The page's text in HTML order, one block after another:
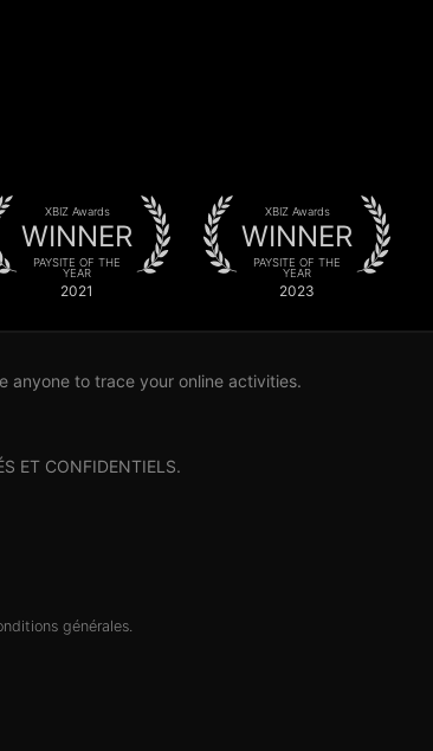
XBIZ Awards
WINNER
PAYSITE OF THE
YEAR
2021
XBIZ Awards
WINNER
PAYSITE OF THE
YEAR
2023
anyone to trace your online activities.
ET CONFIDENTIELS.
générales